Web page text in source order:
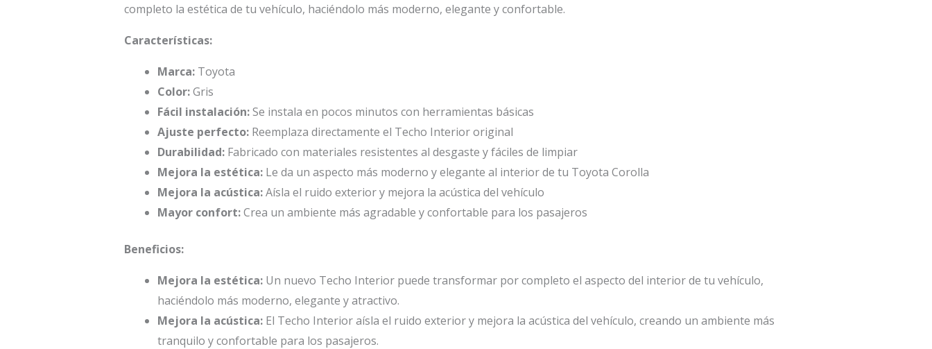
completo la estética de tu vehículo, haciéndolo más moderno, elegante y confortable.
Características:
Marca:Toyota
Color:Gris
Fácil instalación:Se instala en pocos minutos con herramientas básicas
Ajuste perfecto:Reemplaza directamente el Techo Interior original
Durabilidad:Fabricado con materiales resistentes al desgaste y fáciles de limpiar
Mejora la estética:Le da un aspecto más moderno y elegante al interior de tu Toyota Corolla
Mejora la acústica:Aísla el ruido exterior y mejora la acústica del vehículo
Mayor confort:Crea un ambiente más agradable y confortable para los pasajeros
Beneficios:
Mejora la estética:Un nuevo Techo Interior puede transformar por completo el aspecto del interior de tu vehículo,
haciéndolo más moderno, elegante y atractivo.
Mejora la acústica:El Techo Interior aísla el ruido exterior y mejora la acústica del vehículo, creando un ambiente más
tranquilo y confortable para los pasajeros.